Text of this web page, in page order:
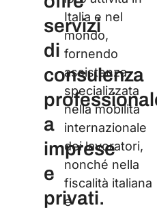
servizi
di
consulenza
a
imprese
e
privati.
Italia e nel
mondo,
fornendo
assistenza
specializzata
nella mobilità
internazionale
dei lavoratori,
nonché nella
fiscalità italiana
e